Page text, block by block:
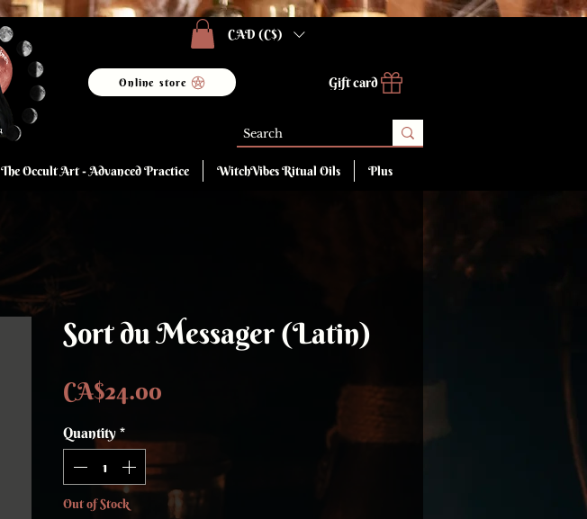
CAD (C$)
Online store Gift card
The Occult Art - Advanced Practice WitchVibes Ritual Oils Plus
Sort du Messager (Latin)
CA$24.00
Quantity *
Out of Stock